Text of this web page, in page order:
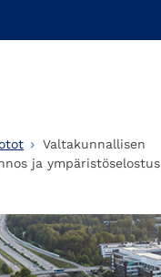
Valtakunnallisen
ja ympäristöselostus